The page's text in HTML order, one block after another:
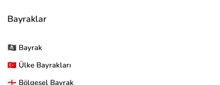
Bayraklar
🏴‍☠ Bayrak
🇹🇷 Ülke Bayrakları
🏴󠁧󠁢󠁥󠁮󠁧󠁿 Bölgesel Bayrak